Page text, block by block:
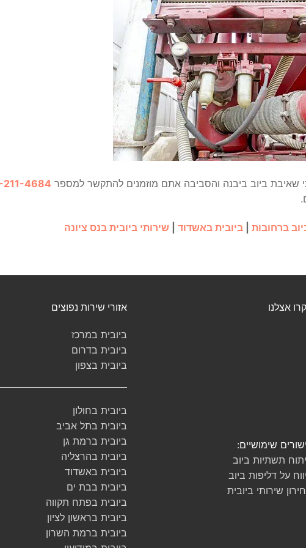
שאיבת ביוב ביבנה והסביבה אתם מוזמנים להתקשר למספר 211-4684
ברחובות ביובית באשדוד שירותי ביובית בנס ציונה
אצלנו
שימושיים:
תשתיות ביוב
על דליפות ביוב
שירותי ביובית
אזורי שירות נפוצים
ביובית במרכז
ביובית בדרום
ביובית בצפון
ביובית בחולון
ביובית בתל אביב
ביובית ברמת גן
ביובית בהרצליה
ביובית באשדוד
ביובית בבת ים
ביובית בפתח תקווה
ביובית בראשון לציון
ביובית ברמת השרון